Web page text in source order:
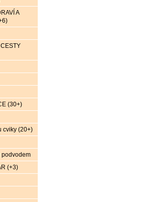
A
(30+)
cviky (20+)
podvodem
(+3)